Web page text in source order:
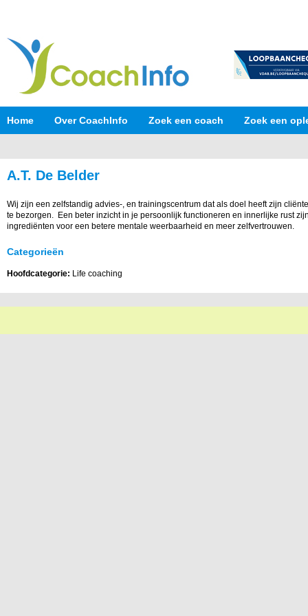
Home Over CoachInfo Zoek een coach Zoek een
A.T. De Belder
Wij zijn een zelfstandig advies-, en trainingscentrum dat als doel heeft zijn
te bezorgen. Een beter inzicht in je persoonlijk functioneren en innerlijke rust
ingrediënten voor een betere mentale weerbaarheid en meer zelfvertrouwen.
Categorieën
Hoofdcategorie: Life coaching